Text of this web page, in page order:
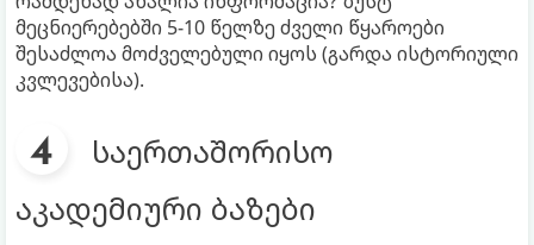
მეცნიერებებში 5-10 წელზე ძველი წყაროები
შესაძლოა მოძველებული იყოს (გარდა ისტორიული
კვლევებისა).
საერთაშორისო
აკადემიური ბაზები